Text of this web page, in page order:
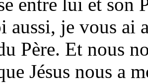
aussi, je vous ai
Père. Et nous
que Jésus